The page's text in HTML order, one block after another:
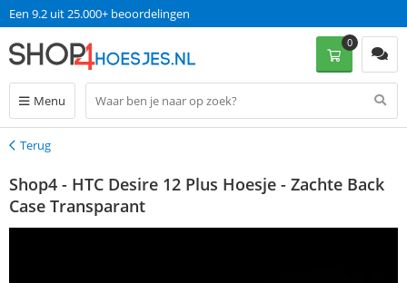
Een 9.2 uit 25.000+ beoordelingen
Menu
0
Terug
Terug
Shop4 - HTC Desire 12 Plus Hoesje - Zachte Back
Case Transparant